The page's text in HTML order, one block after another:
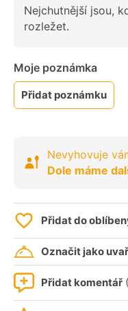
Nejchutnější jsou,
rozležet.
Moje poznámka
Přidat poznámku
Nevyhovuje
Dole máme
Přidat do
Označit jako
Přidat komentář